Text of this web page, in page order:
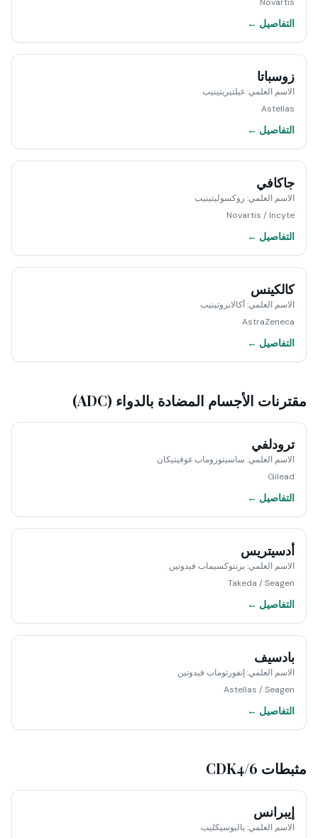
التفاصيل ←
زوسباتا
الاسم العلمي:غيلتيريتينيب
Astellas
التفاصيل ←
جاكافي
الاسم العلمي: روكسوليتينيب
Novartis / Incyte
التفاصيل ←
كالكينس
الاسم العلمي:أكالابروتينيب
AstraZeneca
التفاصيل ←
مقترنات الأجسام المضادة بالدواء (ADC)
ترودلفي
الاسم العلمي: ساسيتوزوماب غوفيتيكان
Gilead
التفاصيل ←
أدسيتريس
الاسم العلمي:برنتوكسيماب فيدوتين
Takeda / Seagen
التفاصيل ←
بادسيف
الاسم العلمي:إنفورتوماب فيدوتين
Astellas / Seagen
التفاصيل ←
مثبطات CDK4/6
إيبرانس
الاسم العلمي:بالبوسيكليب